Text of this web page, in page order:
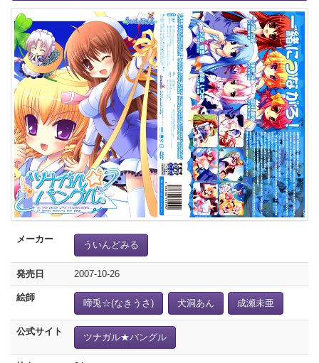
メーカー
ういんどみる
発売日 2007-10-26
絵師
啼兎☆(なきうさ) 犬洞あん 成瀬未亜
公式サイト
ツナガル★バングル